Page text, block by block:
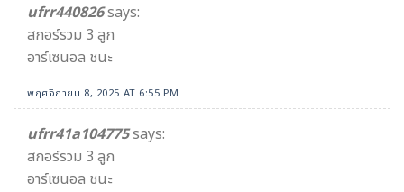
ufrr440826says:
สกอร์รวม 3 ลูก
อาร์เซนอล ชนะ
พฤศจิกายน 8, 2025 AT 6:55 PM
ufrr41a104775says:
สกอร์รวม 3 ลูก
อาร์เซนอล ชนะ